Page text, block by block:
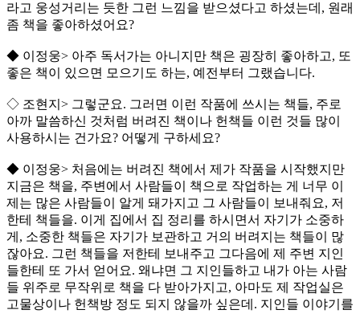
라고 웅성거리는 듯한 그런 느낌을 받으셨다고 하셨는데, 원래
좀 책을 좋아하셨어요?
◆ 이정웅> 아주 독서가는 아니지만 책은 굉장히 좋아하고, 또
좋은 책이 있으면 모으기도 하는, 예전부터 그랬습니다.
◇ 조현지> 그렇군요. 그러면 이런 작품에 쓰시는 책들, 주로
아까 말씀하신 것처럼 버려진 책이나 헌책들 이런 것들 많이
사용하시는 건가요? 어떻게 구하세요?
◆ 이정웅> 처음에는 버려진 책에서 제가 작품을 시작했지만
지금은 책을, 주변에서 사람들이 책으로 작업하는 게 너무 이
제는 많은 사람들이 알게 돼가지고 그 사람들이 보내줘요, 저
한테 책들을. 이게 집에서 집 정리를 하시면서 자기가 소중하
게, 소중한 책들은 자기가 보관하고 거의 버려지는 책들이 많
잖아요. 그런 책들을 저한테 보내주고 그다음에 제 주변 지인
들한테 또 가서 얻어요. 왜냐면 그 지인들하고 내가 아는 사람
들 위주로 무작위로 책을 다 받아가지고, 아마도 제 작업실은
고물상이나 헌책방 정도 되지 않을까 싶은데. 지인들 이야기를